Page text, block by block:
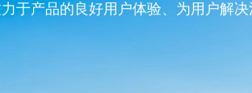
于产品的良好用户体验、为用户解